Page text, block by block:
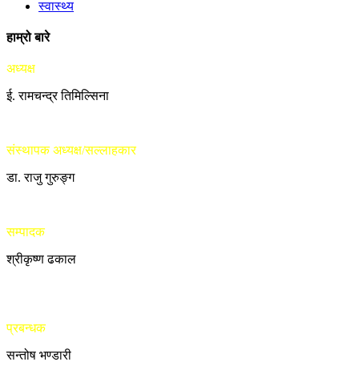
स्वास्थ्य
हाम्रो बारे
अध्यक्ष
ई. रामचन्द्र तिमिल्सिना
संस्थापक अध्यक्ष/सल्लाहकार
डा. राजु गुरुङ्ग
सम्पादक
श्रीकृष्ण ढकाल
प्रबन्धक
सन्तोष भण्डारी